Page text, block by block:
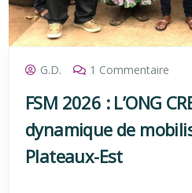
G.D. 1 Commentaire
FSM 2026 : L’ONG
dynamique de
Plateaux-Est